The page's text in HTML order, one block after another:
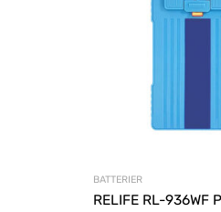
BATTERIER
RELIFE RL-936WF